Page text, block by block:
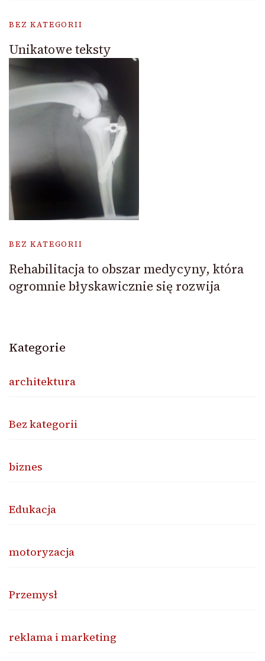
BEZ KATEGORII
Unikatowe teksty
BEZ KATEGORII
Rehabilitacja to obszar medycyny, która
ogromnie błyskawicznie się rozwija
Kategorie
architektura
Bez kategorii
biznes
Edukacja
motoryzacja
Przemysł
reklama i marketing